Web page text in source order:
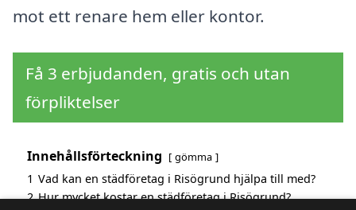
mot ett renare hem eller kontor.
Få 3 erbjudanden, gratis och utan
förpliktelser
Innehållsförteckning gömma
1 Vad kan en städföretag i Risögrund hjälpa till med?
2 Hur mycket kostar en städföretag i Risögrund?